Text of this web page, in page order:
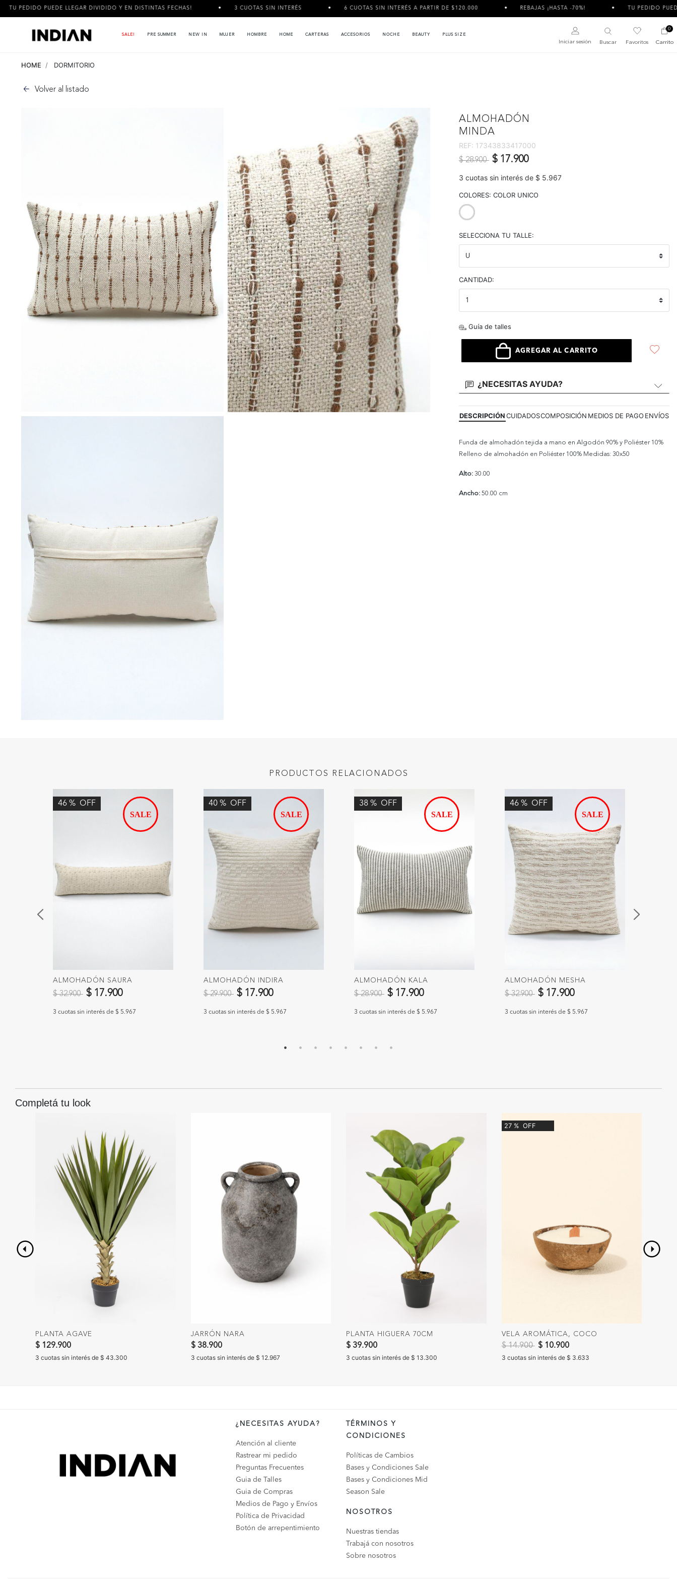
LLEGAR DIVIDIDO Y EN DISTINTAS FECHAS! 3 CUOTAS SIN INTERÉS 6 CUOTAS SIN INTERÉS A PARTIR DE $120.000 REBAJAS ¡HASTA -70%! TU PEDIDO PUEDE LLEGAR
SALE! PRE SUMMER NEW IN MUJER HOMBRE HOME CARTERAS ACCESORIOS NOCHE BEAUTY PLUS SIZE
Iniciar sesión Buscar Favoritos
0
Carrito
HOME DORMITORIO
Volver al listado
ALMOHADÓN
MINDA
REF: 17343833417000
Precio reducido de
$ 28.900 a$ 17.900
3 cuotas sin interés de $ 5.967
COLORES: COLOR UNICO
SELECCIONA TU TALLE:
CANTIDAD:
Guía de talles
AGREGAR AL CARRITO
¿NECESITAS AYUDA?
DESCRIPCIÓNCUIDADOSCOMPOSICIÓN MEDIOS DE PAGO ENVÍOS
Funda de almohadón tejida a mano en Algodón 90% y Poliéster 10%
Relleno de almohadón en Poliéster 100% Medidas: 30x50
Alto: 30.00
Ancho: 50.00 cm
PRODUCTOS RELACIONADOS
46 % OFF
ALMOHADÓN SAURA
Precio reducido de
$ 32.900 a$ 17.900
3 cuotas sin interés de $ 5.967
40 % OFF
ALMOHADÓN INDIRA
Precio reducido de
$ 29.900 a$ 17.900
3 cuotas sin interés de $ 5.967
38 % OFF
ALMOHADÓN KALA
Precio reducido de
$ 28.900 a$ 17.900
3 cuotas sin interés de $ 5.967
46 % OFF
ALMOHADÓN MESHA
Precio reducido de
$ 32.900 a$ 17.900
3 cuotas sin interés de $ 5.967
Completá tu look
PLANTA AGAVE
$ 129.900
3 cuotas sin interés de $ 43.300
JARRÓN NARA
$ 38.900
3 cuotas sin interés de $ 12.967
PLANTA HIGUERA 70CM
$ 39.900
3 cuotas sin interés de $ 13.300
27 % OFF
VELA AROMÁTICA, COCO
Precio reducido de
$ 14.900a$ 10.900
3 cuotas sin interés de $ 3.633
¿NECESITAS AYUDA?
Atención al cliente
Rastrear mi pedido
Preguntas Frecuentes
Guia de Talles
Guia de Compras
Medios de Pago y Envíos
Política de Privacidad
Botón de arrepentimiento
TÉRMINOS Y
CONDICIONES
Políticas de Cambios
Bases y Condiciones Sale
Bases y Condiciones Mid
Season Sale
NOSOTROS
Nuestras tiendas
Trabajá con nosotros
Sobre nosotros